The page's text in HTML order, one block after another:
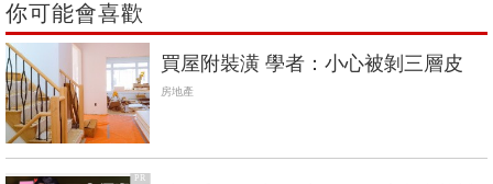
你可能會喜歡
買屋附裝潢 學者：小心被剝三層皮
房地產
PR